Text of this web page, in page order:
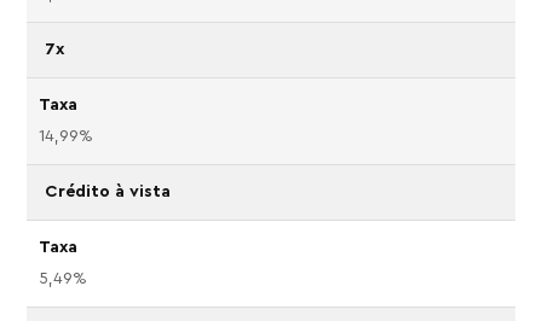
7x
14,99%
Crédito à vista
5,49%